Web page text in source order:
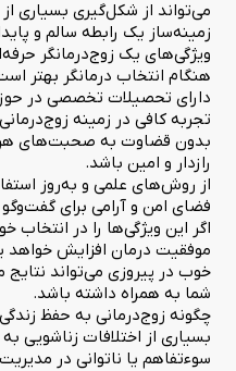
می‌تواند از شکل‌گیری بسیاری
زمینه‌ساز یک رابطه سالم و
ویژگی‌های یک زوج‌درمانگر
هنگام انتخاب درمانگر بهتر
دارای تحصیلات تخصصی در
تجربه کافی در زمینه
بدون قضاوت به صحبت‌های
رازدار و امین باشد.
از روش‌های علمی و به‌روز
فضای امن و آرامی برای
اگر این ویژگی‌ها را در انتخاب
موفقیت درمان افزایش خواهد
خوب در پیروزی می‌تواند
شما به همراه داشته باشد.
چگونه زوج‌درمانی به حفظ
بسیاری از اختلافات زناشویی
سوءتفاهم یا ناتوانی در